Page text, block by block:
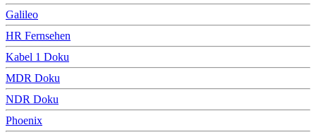
Galileo
HR Fernsehen
Kabel 1 Doku
MDR Doku
NDR Doku
Phoenix